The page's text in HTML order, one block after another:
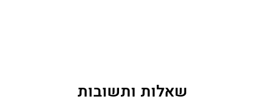
שאלות ותשובות